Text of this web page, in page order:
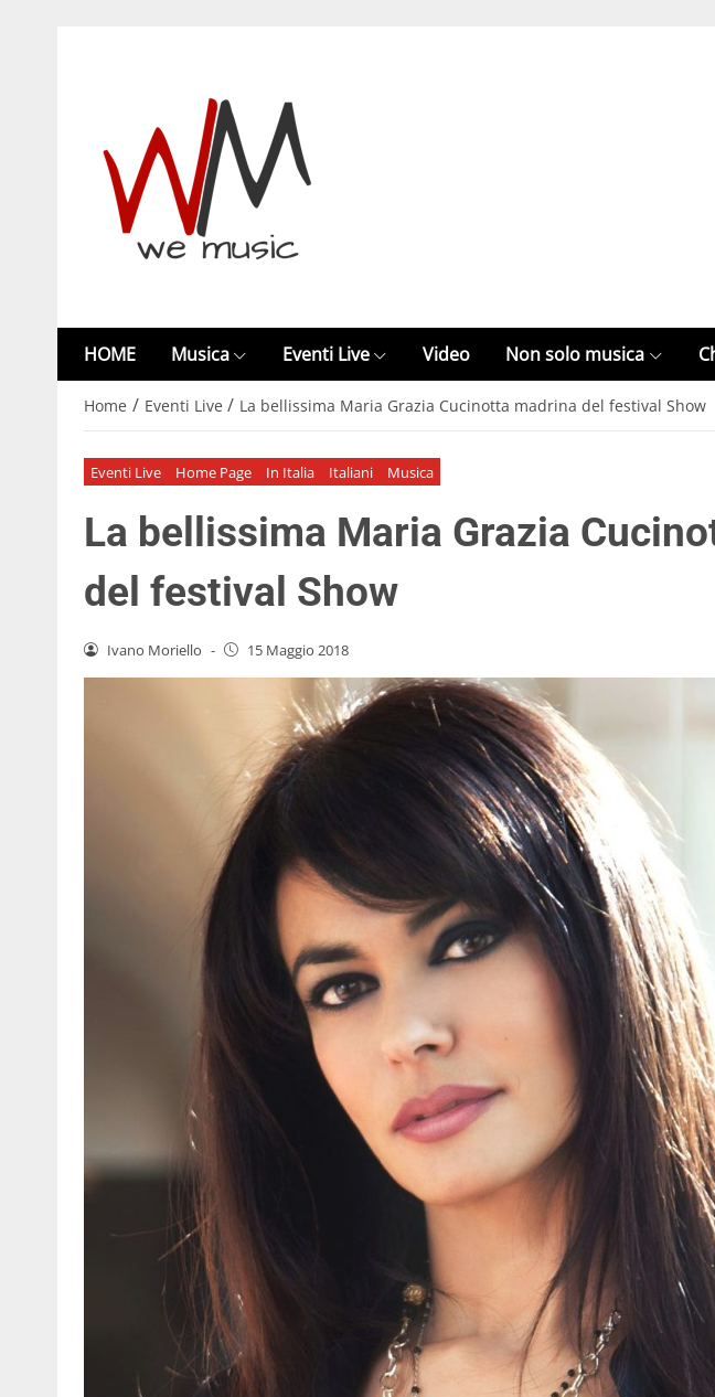
HOME Musica Eventi Live Video Non solo musica
Home / Eventi Live / La bellissima Maria Grazia Cucinotta madrina del festival Show
Eventi Live Home Page In Italia Italiani Musica
La bellissima Maria Grazia
del festival Show
Ivano Moriello - 15 Maggio 2018